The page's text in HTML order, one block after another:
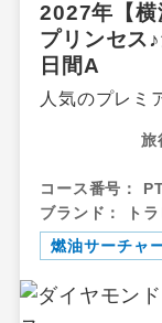
2027年【横
プリンセス
日間A
人気のプレミ
旅
コース番号：
ブランド：
ト
燃油サーチャ